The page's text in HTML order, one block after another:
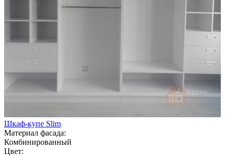
Шкаф-купе Slim
Материал фасада:
Комбинированный
Цвет: